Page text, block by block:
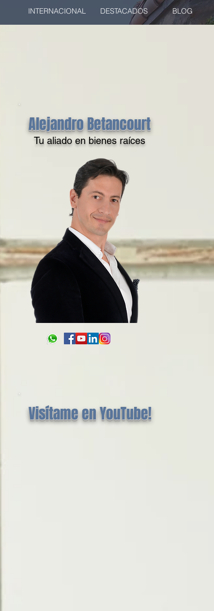
INTERNACIONAL DESTACADOS BLOG
Visítame en YouTube!
Alejandro Betancourt
Tu aliado en bienes raíces